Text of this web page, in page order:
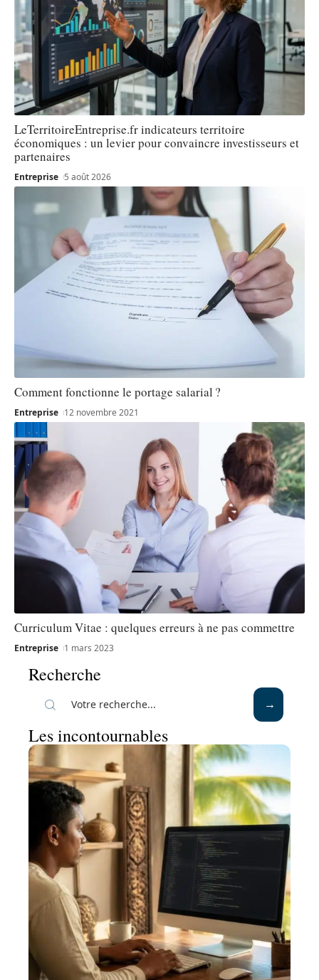
LeTerritoireEntreprise.fr indicateurs territoire
économiques : un levier pour convaincre investisseurs et
partenaires
Entreprise 5 août 2026
Comment fonctionne le portage salarial ?
Entreprise 12 novembre 2021
Curriculum Vitae : quelques erreurs à ne pas commettre
Entreprise 1 mars 2023
Recherche
Les incontournables